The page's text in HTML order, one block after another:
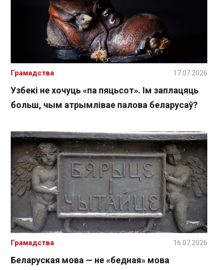
Узбекі не хочуць «па пяцьсот». Ім заплацяць
больш, чым атрымлівае палова беларусаў?
Грамадства 17.07.2026
Беларуская мова — не «бедная» мова
Грамадства 16.07.2026